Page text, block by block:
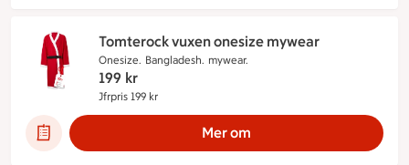
Tomterock vuxen onesize mywear
Onesize. Bangladesh. mywear.
199 kr
Jfrpris 199 kr
Mer om